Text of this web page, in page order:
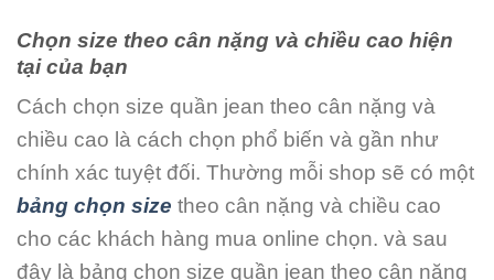
Chọn size theo cân nặng và chiều cao hiện
tại của bạn
Cách chọn size quần jean theo cân nặng và
chiều cao là cách chọn phổ biến và gần như
chính xác tuyệt đối. Thường mỗi shop sẽ có một
bảng chọn size theo cân nặng và chiều cao
cho các khách hàng mua online chọn. và sau
đây là bảng chọn size quần jean theo cân nặng